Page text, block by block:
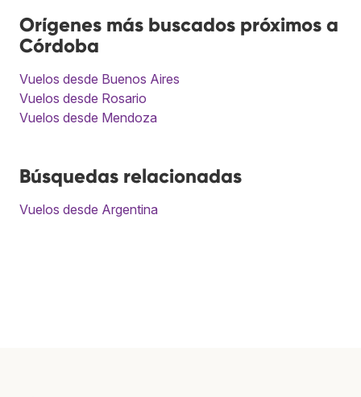
Orígenes más buscados próximos a
Córdoba
Vuelos desde Buenos Aires
Vuelos desde Rosario
Vuelos desde Mendoza
Búsquedas relacionadas
Vuelos desde Argentina